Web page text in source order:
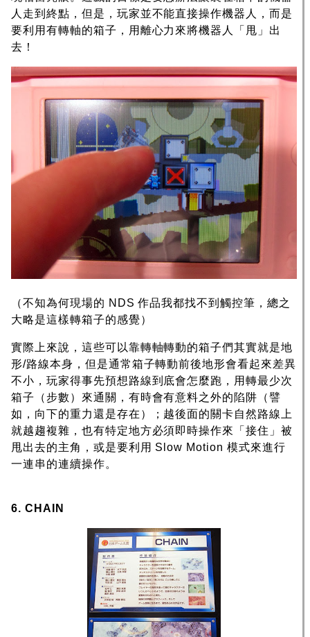
人走到終點，但是，玩家並不能直接操作機器人，而是
要利用有轉軸的箱子，用離心力來將機器人「甩」出
去！
（不知為何現場的 NDS 作品我都找不到觸控筆，總之
大略是這樣轉箱子的感覺）
實際上來說，這些可以靠轉軸轉動的箱子們其實就是地
形/路線本身，但是通常箱子轉動前後地形會看起來差異
不小，玩家得事先預想路線到底會怎麼跑，用轉最少次
箱子（步數）來通關，有時會有意料之外的陷阱（譬
如，向下的重力還是存在）；越後面的關卡自然路線上
就越趨複雜，也有特定地方必須即時操作來「接住」被
甩出去的主角，或是要利用 Slow Motion 模式來進行
一連串的連續操作。
6. CHAIN